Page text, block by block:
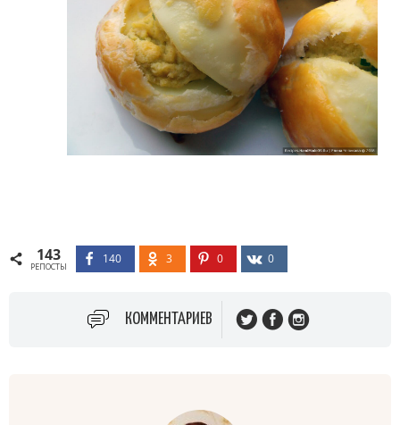
143
РЕПОСТЫ
140 3 0 0
КОММЕНТАРИЕВ